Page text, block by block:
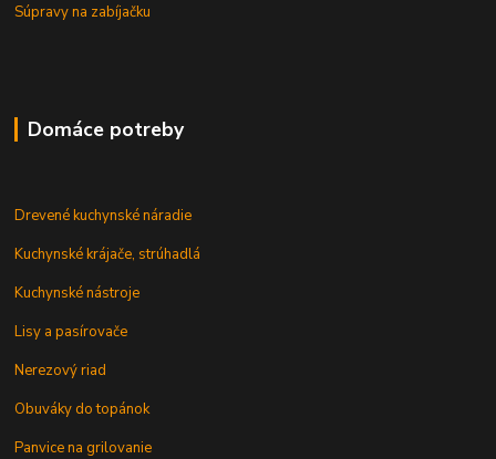
Súpravy na zabíjačku
Domáce potreby
Drevené kuchynské náradie
Kuchynské krájače, strúhadlá
Kuchynské nástroje
Lisy a pasírovače
Nerezový riad
Obuváky do topánok
Panvice na grilovanie